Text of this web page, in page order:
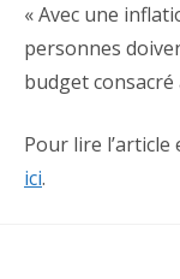
« Avec une
personnes
budget consacré
Pour lire l’article
ici.